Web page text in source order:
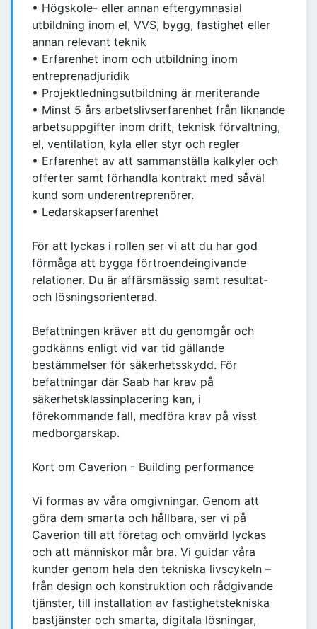
• Högskole- eller annan eftergymnasial
utbildning inom el, VVS, bygg, fastighet eller
annan relevant teknik
• Erfarenhet inom och utbildning inom
entreprenadjuridik
• Projektledningsutbildning är meriterande
• Minst 5 års arbetslivserfarenhet från liknande
arbetsuppgifter inom drift, teknisk förvaltning,
el, ventilation, kyla eller styr och regler
• Erfarenhet av att sammanställa kalkyler och
offerter samt förhandla kontrakt med såväl
kund som underentreprenörer.
• Ledarskapserfarenhet
För att lyckas i rollen ser vi att du har god
förmåga att bygga förtroendeingivande
relationer. Du är affärsmässig samt resultat-
och lösningsorienterad.
Befattningen kräver att du genomgår och
godkänns enligt vid var tid gällande
bestämmelser för säkerhetsskydd. För
befattningar där Saab har krav på
säkerhetsklassinplacering kan, i
förekommande fall, medföra krav på visst
medborgarskap.
Kort om Caverion - Building performance
Vi formas av våra omgivningar. Genom att
göra dem smarta och hållbara, ser vi på
Caverion till att företag och omvärld lyckas
och att människor mår bra. Vi guidar våra
kunder genom hela den tekniska livscykeln –
från design och konstruktion och rådgivande
tjänster, till installation av fastighetstekniska
bastjänster och smarta, digitala lösningar,